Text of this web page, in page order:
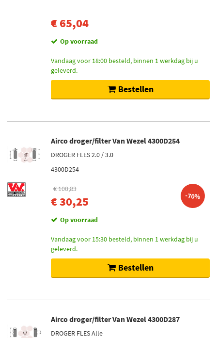
€ 65,04
Op voorraad
Vandaag voor 18:00 besteld, binnen 1 werkdag bij u
geleverd.
Bestellen
Airco droger/filter Van Wezel 4300D254
DROGER FLES 2.0 / 3.0
4300D254
€ 100,83
€ 30,25 -70%
Op voorraad
Vandaag voor 15:30 besteld, binnen 1 werkdag bij u
geleverd.
Bestellen
Airco droger/filter Van Wezel 4300D287
DROGER FLES Alle